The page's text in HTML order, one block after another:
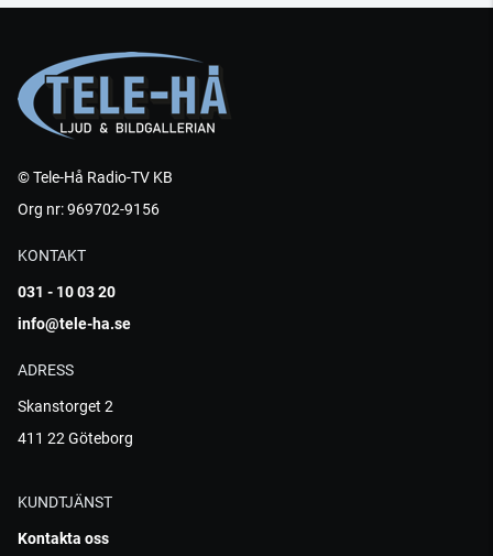
© Tele-Hå Radio-TV KB
Org nr: 969702-9156
KONTAKT
031 - 10 03 20
info@tele-ha.se
ADRESS
Skanstorget 2
411 22 Göteborg
KUNDTJÄNST
Kontakta oss